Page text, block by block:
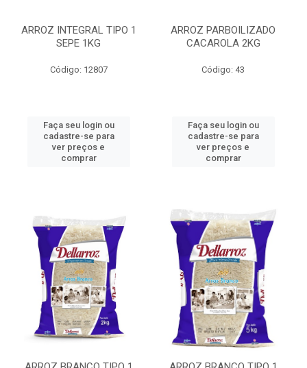
ARROZ INTEGRAL TIPO 1
SEPE 1KG
Código: 12807
Faça seu login ou
cadastre-se para
ver preços e
comprar
ARROZ PARBOILIZADO
CACAROLA 2KG
Código: 43
Faça seu login ou
cadastre-se para
ver preços e
comprar